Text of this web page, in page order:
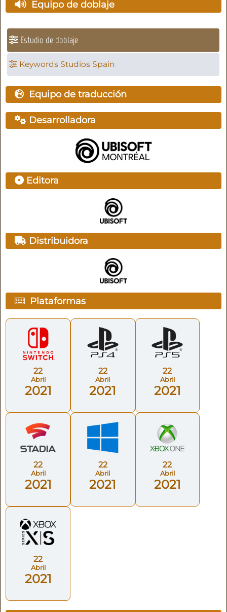
Equipo de doblaje
Estudio de doblaje
Keywords Studios Spain
Equipo de traducción
Desarrolladora
Editora
Distribuidora
Plataformas
22
Abril
2021
22
Abril
2021
22
Abril
2021
22
Abril
2021
22
Abril
2021
22
Abril
2021
22
Abril
2021